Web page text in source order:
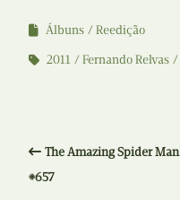
Álbuns
Reedição
2011
Fernando Relvas
The Amazing Spider Man
#657